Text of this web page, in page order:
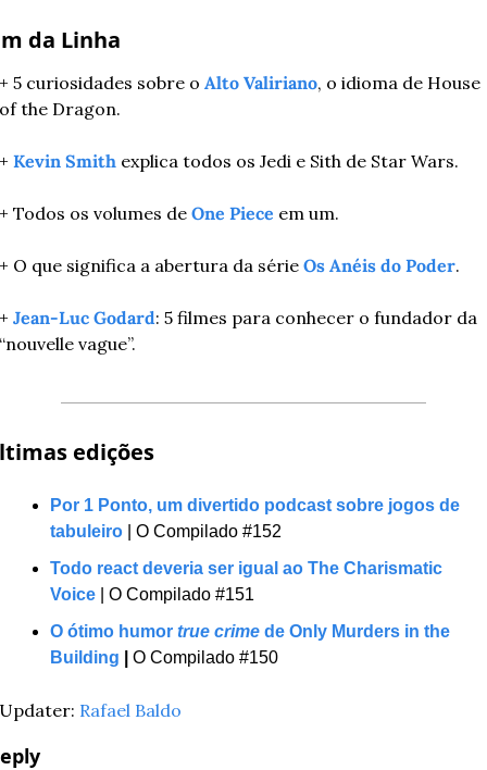
da Linha
5 curiosidades sobre o Alto Valiriano, o idioma de House
the Dragon.
Kevin Smith explica todos os Jedi e Sith de Star Wars.
Todos os volumes de One Piece em um.
O que significa a abertura da série Os Anéis do Poder.
Jean-Luc Godard: 5 filmes para conhecer o fundador da
vague”.
edições
Por 1 Ponto, um divertido podcast sobre jogos de
tabuleiro | O Compilado #152
Todo react deveria ser igual ao The Charismatic
Voice | O Compilado #151
O ótimo humor true crime de Only Murders in the
Building
O Compilado #150
Rafael Baldo